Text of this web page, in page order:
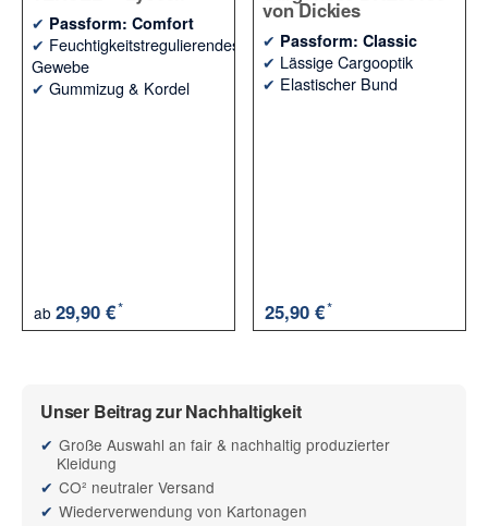
✔ Passform: Comfort
✔ Feuchtigkeitstregulierendes
Gewebe
✔ Gummizug & Kordel
ab 29,90 €*
von Dickies
✔ Passform: Classic
✔ Lässige Cargooptik
✔ Elastischer Bund
25,90 €*
Unser Beitrag zur Nachhaltigkeit
Große Auswahl an fair & nachhaltig produzierter
Kleidung
CO² neutraler Versand
Wiederverwendung von Kartonagen